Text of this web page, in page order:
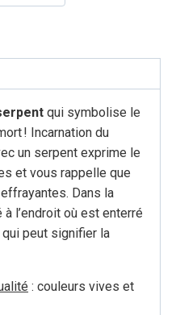
qui symbolise le
! Incarnation du
un serpent exprime le
et vous rappelle que
Dans la
l’endroit où est enterré
peut signifier la
: couleurs vives et